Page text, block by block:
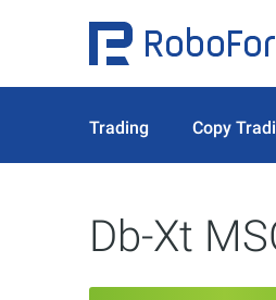
Trading Copy
Db-Xt